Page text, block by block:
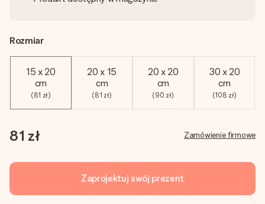
Rozmiar
15 x 20
cm
(81 zł)
20 x 15
cm
(81 zł)
20 x 20
cm
(90 zł)
30 x 20
cm
(108 zł)
81 zł Zamówienie firmowe
Zaprojektuj swój prezent